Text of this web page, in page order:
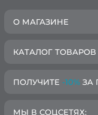
О МАГАЗИНЕ
КАТАЛОГ ТОВАРОВ
ПОЛУЧИТЕ -10% ЗА
МЫ В СОЦСЕТЯХ: